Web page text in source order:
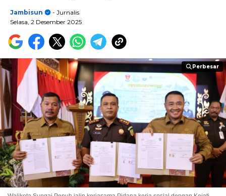
Jambisun
- Jurnalis
Selasa, 2 Desember 2025
Perbesar
Perbesar